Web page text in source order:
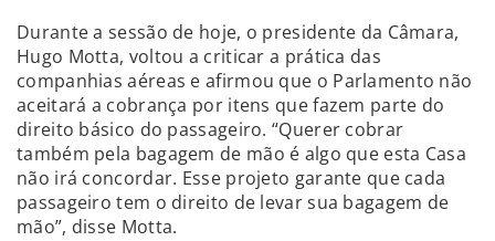
Durante a sessão de hoje, o presidente da Câmara,
Hugo Motta, voltou a criticar a prática das
companhias aéreas e afirmou que o Parlamento não
aceitará a cobrança por itens que fazem parte do
direito básico do passageiro. “Querer cobrar
também pela bagagem de mão é algo que esta Casa
não irá concordar. Esse projeto garante que cada
passageiro tem o direito de levar sua bagagem de
mão”, disse Motta.